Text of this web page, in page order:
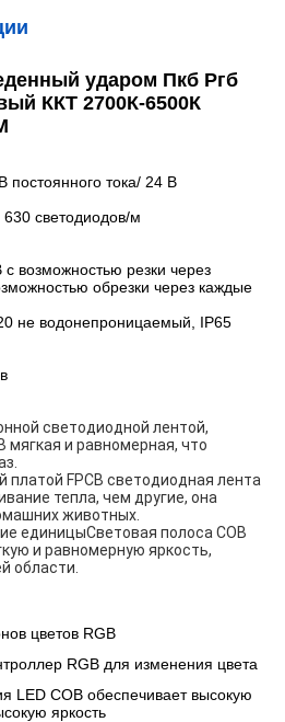
ударом Пкб Ргб
ККТ 2700К-6500К
тока/ 24 В
630 светодиодов/м
возможностью резки через
обрезки через каждые
не водонепроницаемый, IP65
светодиодной лентой,
мягкая и равномерная, что
платой FPCB светодиодная лента
тепла, чем другие, она
животных.
единицыСветовая полоса COB
и равномерную яркость,
области.
цветов RGB
RGB для изменения цвета
LED COB обеспечивает высокую
яркость